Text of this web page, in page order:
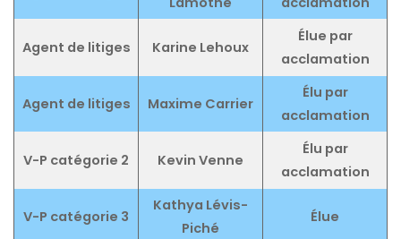
Agent de litiges Karine Lehoux
Élue par
acclamation
Agent de litiges Maxime Carrier
Élu par
acclamation
V-P catégorie 2 Kevin Venne
Élu par
acclamation
V-P catégorie 3
Kathya Lévis-
Piché
Élue